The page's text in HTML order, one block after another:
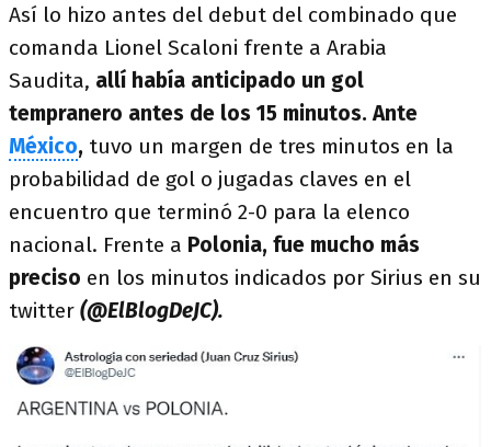
Así lo hizo antes del debut del combinado que
comanda Lionel Scaloni frente a Arabia
Saudita, allí había anticipado un gol
tempranero antes de los 15 minutos. Ante
México, tuvo un margen de tres minutos en la
probabilidad de gol o jugadas claves en el
encuentro que terminó 2-0 para la elenco
nacional. Frente a Polonia, fue mucho más
preciso en los minutos indicados por Sirius en su
twitter (@ElBlogDeJC).